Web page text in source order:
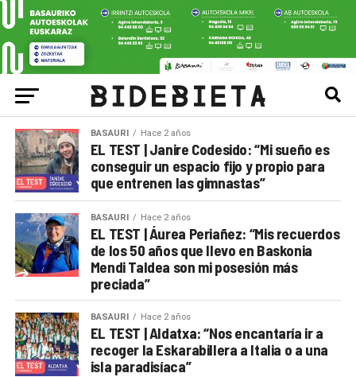
BASAURI Hace 2 años
EL TEST | Janire Codesido: “Mi sueño es
conseguir un espacio fijo y propio para
que entrenen las gimnastas”
BASAURI Hace 2 años
EL TEST | Áurea Periañez: “Mis recuerdos
de los 50 años que llevo en Baskonia
Mendi Taldea son mi posesión más
preciada”
BASAURI Hace 2 años
EL TEST | Aldatxa: “Nos encantaría ir a
recoger la Eskarabillera a Italia o a una
isla paradisíaca”